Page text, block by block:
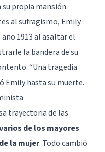
su propia mansión.
al sufragismo, Emily
1913 al asaltar el
la bandera de su
“Una tragedia
Emily hasta su muerte.
trayectoria de las
de los mayores
la mujer. Todo cambió